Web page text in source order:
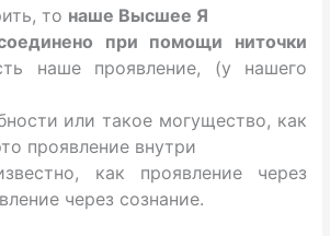
то наше Высшее Я
при помощи ниточки
наше проявление, (у нашего
или такое могущество, как
проявление внутри
как проявление через
через сознание.